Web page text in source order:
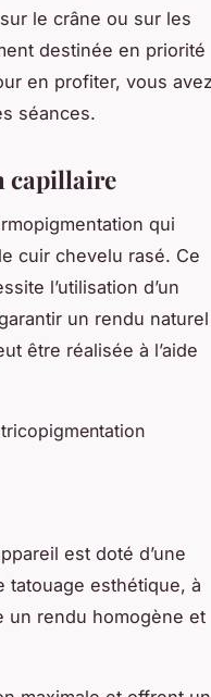
le crâne ou sur les
destinée en priorité
en profiter, vous avez
séances.
capillaire
qui
cuir chevelu rasé. Ce
l’utilisation d’un
un rendu naturel
être réalisée à l’aide
est doté d’une
tatouage esthétique, à
un rendu homogène et